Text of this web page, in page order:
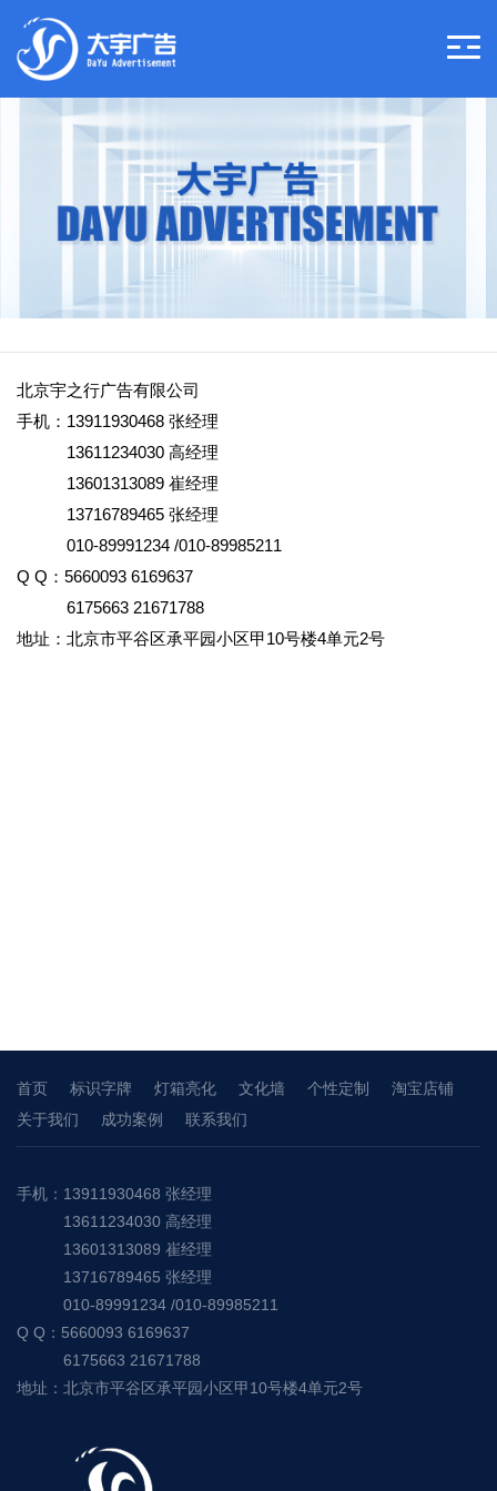
北京宇之行广告有限公司
手机：13911930468 张经理
13611234030 高经理
13601313089 崔经理
13716789465 张经理
010-89991234 /010-89985211
Q Q：5660093 6169637
6175663 21671788
地址：北京市平谷区承平园小区甲10号楼4单元2号
首页 标识字牌 灯箱亮化 文化墙 个性定制
淘宝店铺
关于我们
成功案例 联系我们
手机：13911930468 张经理
13611234030 高经理
13601313089 崔经理
13716789465 张经理
010-89991234 /010-89985211
Q Q：5660093 6169637
6175663 21671788
地址：北京市平谷区承平园小区甲10号楼4单元2号